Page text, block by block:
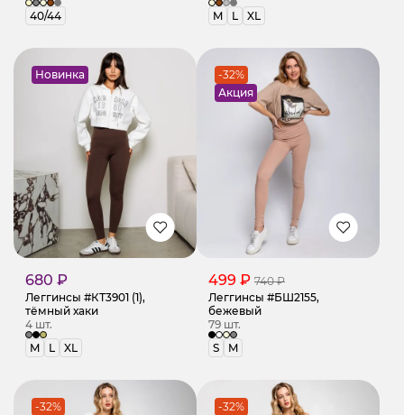
40/44
M
L XL
Новинка
680 ₽
Леггинсы #КТ3901 (1),
тёмный хаки
4 шт.
M
L XL
-32%
Акция
499 ₽ 740 ₽
Леггинсы #БШ2155,
бежевый
79 шт.
S
M
-32% -32%